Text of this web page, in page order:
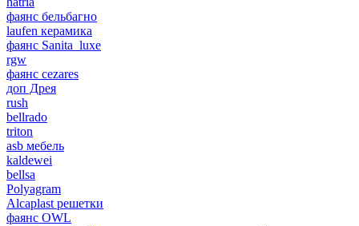
фаянс бельбагно
laufen керамика
фаянс Sanita_luxe
rgw
фаянс cezares
доп Дрея
rush
bellrado
triton
asb мебель
kaldewei
bellsa
Polyagram
Alcaplast решетки
фаянс OWL